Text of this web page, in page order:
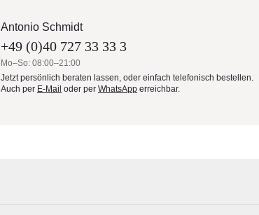
Antonio Schmidt
+49 (0)40 727 33 33 3
Mo–So: 08:00–21:00
Jetzt persönlich beraten lassen, oder einfach telefonisch bestellen.
Auch per E-Mail oder per WhatsApp erreichbar.